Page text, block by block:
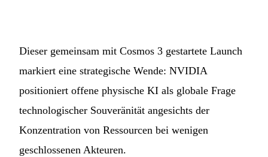
Dieser gemeinsam mit Cosmos 3 gestartete Launch
markiert eine strategische Wende: NVIDIA
positioniert offene physische KI als globale Frage
technologischer Souveränität angesichts der
Konzentration von Ressourcen bei wenigen
geschlossenen Akteuren.